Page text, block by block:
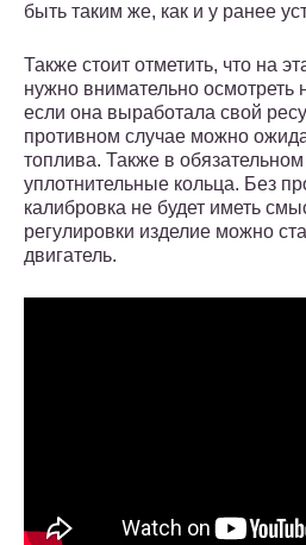
быть таким же, как и у ранее
Также стоит отметить, что на
нужно внимательно
если она выработала свой
противном случае можно
топлива. Также в
уплотнительные кольца. Без
калибровка не будет иметь
регулировки изделие можно
двигатель.